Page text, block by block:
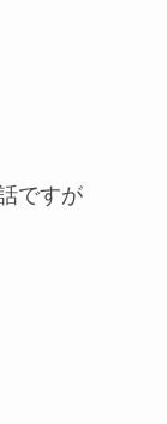
ですが